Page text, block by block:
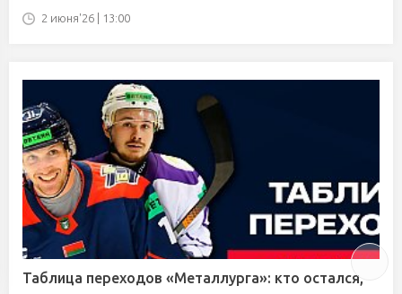
2 июня'26 | 13:00
Таблица переходов «Металлурга»: кто остался,